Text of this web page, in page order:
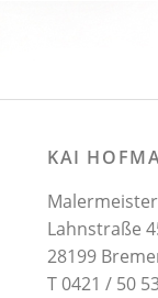
KAI
Malermeister
Lahnstraße
28199
T 0421 / 50